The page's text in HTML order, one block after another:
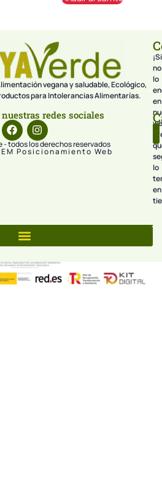
vegana y saludable, Ecológico,
para Intolerancias Alimentarías.
redes sociales
- todos los derechos reservados
Posicionamiento Web
¡Si
no
lo
en
lo
en